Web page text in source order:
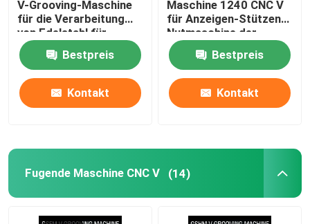
V-Nutmaschine
V-Nut-Maschine für Metall
V-Grooving-Maschine
für die Verarbeitung
von Edelstahl für
Wohnkultur
Bestpreis
Kontakt
Maschine 1240 CNC V
für Anzeigen-Stützen
Nutmaschine der
Möbel-V
Bestpreis
Kontakt
Fugende Maschine CNC V (14)